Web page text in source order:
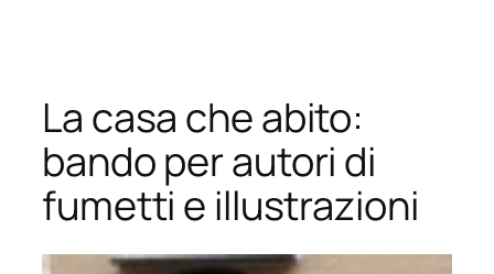
contenuto
La casa che abito:
bando per autori di
fumetti e illustrazioni